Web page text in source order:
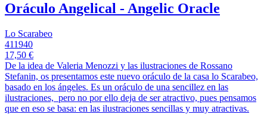
Oráculo Angelical - Angelic Oracle
Lo Scarabeo
411940
17,50 €
De la idea de Valeria Menozzi y las ilustraciones de Rossano
Stefanin, os presentamos este nuevo oráculo de la casa lo Scarabeo,
basado en los ángeles. Es un oráculo de una sencillez en las
ilustraciones, pero no por ello deja de ser atractivo, pues pensamos
que en eso se basa: en las ilustraciones sencillas y muy atractivas.